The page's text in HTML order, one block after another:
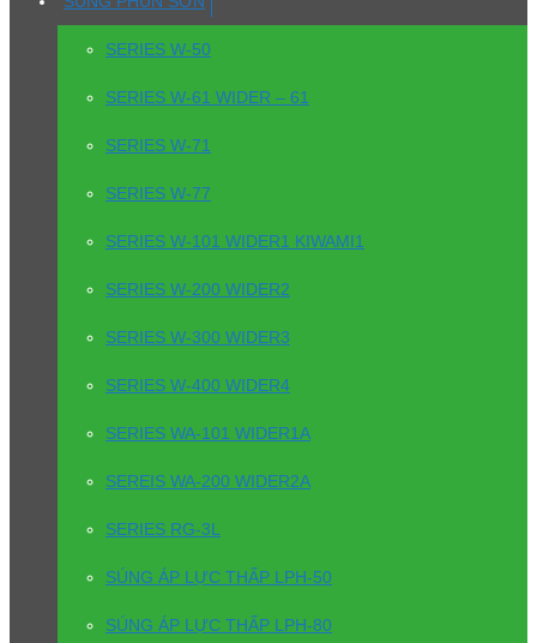
SERIES W-50
SERIES W-61 WIDER – 61
SERIES W-71
SERIES W-77
SERIES W-101 WIDER1 KIWAMI1
SERIES W-200 WIDER2
SERIES W-300 WIDER3
SERIES W-400 WIDER4
SERIES WA-101 WIDER1A
SEREIS WA-200 WIDER2A
SERIES RG-3L
SÚNG ÁP LỰC THẤP LPH-50
SÚNG ÁP LỰC THẤP LPH-80